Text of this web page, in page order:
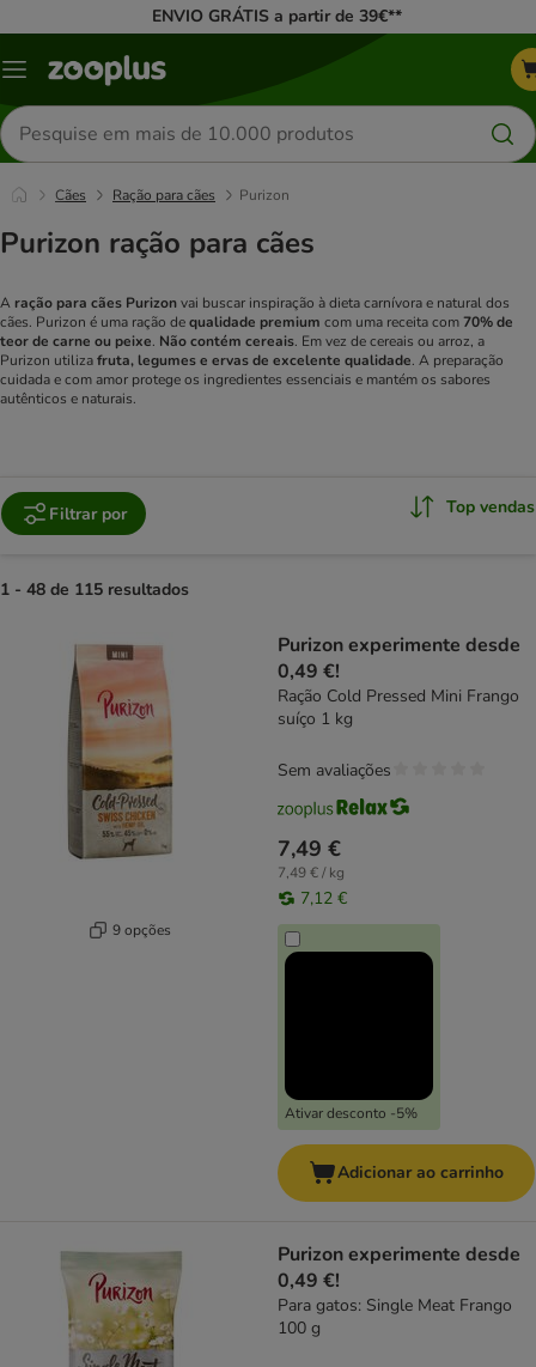
ENVIO GRÁTIS a partir de 39€**
Menu
Pesquisar
produtos
Cães Ração para cães Purizon
Purizon ração para cães
A ração para cães Purizonvai buscar inspiração à dieta carnívora e natural dos
cães. Purizon é uma ração dequalidade premium com uma receita com70% de
teor de carne ou peixe. Não contém cereais. Em vez de cereais ou arroz, a
Purizon utilizafruta, legumes e ervas de excelente qualidade. A preparação
cuidada e com amor protege os ingredientes essenciais e mantém os sabores
autênticos e naturais.
Filtrar por Top vendas
1 - 48 de 115 resultados
9 opções
Purizon experimente desde
0,49 €!
Ração Cold Pressed Mini Frango
suíço 1 kg
7,49 €
7,49 € / kg
7,12 €
Ativar desconto -5%
Sem avaliações
Adicionar ao carrinho
Purizon experimente desde
0,49 €!
Para gatos: Single Meat Frango
100 g